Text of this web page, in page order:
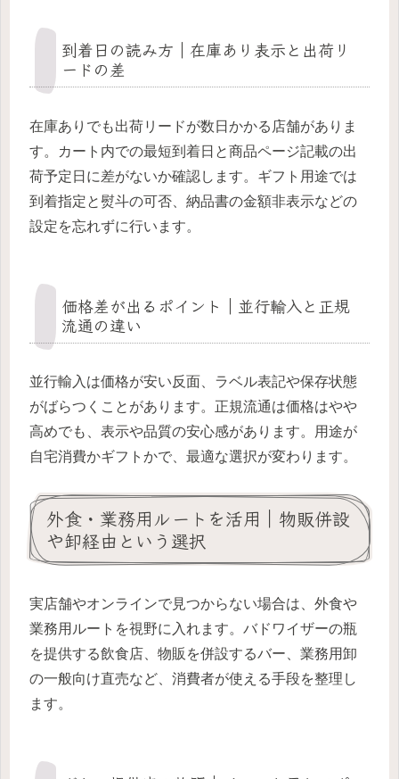
到着日の読み方｜在庫あり表示と出荷リ
ードの差
在庫ありでも出荷リードが数日かかる店舗がありま
す。カート内での最短到着日と商品ページ記載の出
荷予定日に差がないか確認します。ギフト用途では
到着指定と熨斗の可否、納品書の金額非表示などの
設定を忘れずに行います。
価格差が出るポイント｜並行輸入と正規
流通の違い
並行輸入は価格が安い反面、ラベル表記や保存状態
がばらつくことがあります。正規流通は価格はやや
高めでも、表示や品質の安心感があります。用途が
自宅消費かギフトかで、最適な選択が変わります。
外食・業務用ルートを活用｜物販併設
や卸経由という選択
実店舗やオンラインで見つからない場合は、外食や
業務用ルートを視野に入れます。バドワイザーの瓶
を提供する飲食店、物販を併設するバー、業務用卸
の一般向け直売など、消費者が使える手段を整理し
ます。